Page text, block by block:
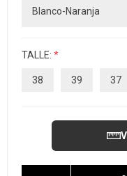
TALLE: *
38 39 37